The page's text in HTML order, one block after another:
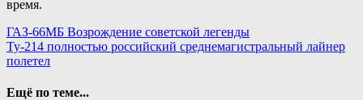
время.
Навигация
по
ГАЗ-66МБ Возрождение советской легенды
Ту-214 полностью российский среднемагистральный лайнер
полетел
Ещё по теме...